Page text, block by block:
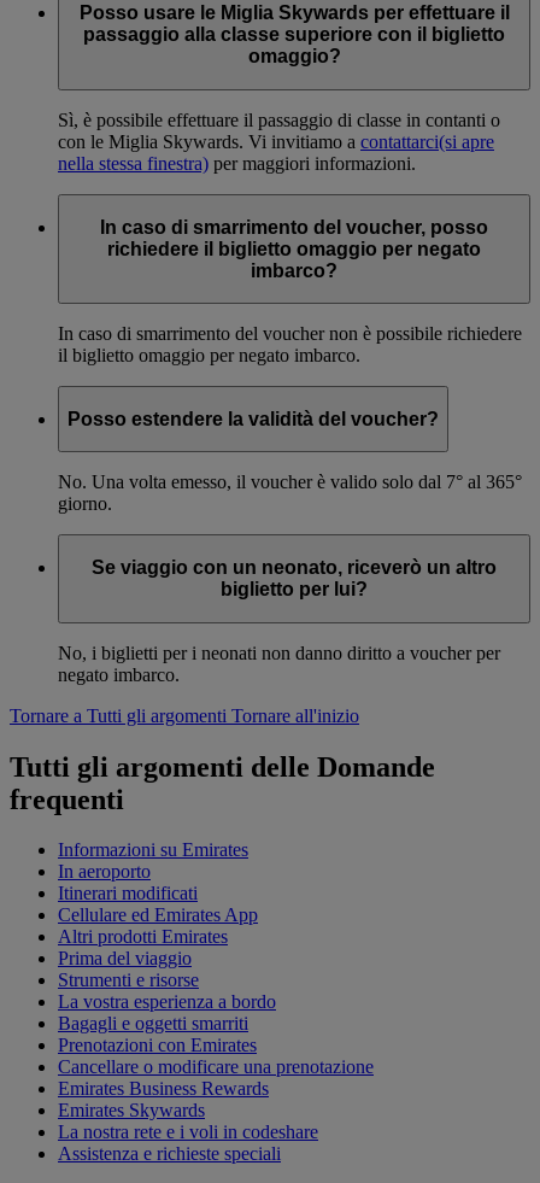
Posso usare le Miglia Skywards per effettuare il
passaggio alla classe superiore con il biglietto
omaggio?
Sì, è possibile effettuare il passaggio di classe in contanti o
con le Miglia Skywards. Vi invitiamo a contattarci(si apre
nella stessa finestra) per maggiori informazioni.
In caso di smarrimento del voucher, posso
richiedere il biglietto omaggio per negato
imbarco?
In caso di smarrimento del voucher non è possibile richiedere
il biglietto omaggio per negato imbarco.
Posso estendere la validità del voucher?
No. Una volta emesso, il voucher è valido solo dal 7° al 365°
giorno.
Se viaggio con un neonato, riceverò un altro
biglietto per lui?
No, i biglietti per i neonati non danno diritto a voucher per
negato imbarco.
Tornare a Tutti gli argomenti Tornare all'inizio
Tutti gli argomenti delle Domande
frequenti
Informazioni su Emirates
In aeroporto
Itinerari modificati
Cellulare ed Emirates App
Altri prodotti Emirates
Prima del viaggio
Strumenti e risorse
La vostra esperienza a bordo
Bagagli e oggetti smarriti
Prenotazioni con Emirates
Cancellare o modificare una prenotazione
Emirates Business Rewards
Emirates Skywards
La nostra rete e i voli in codeshare
Assistenza e richieste speciali